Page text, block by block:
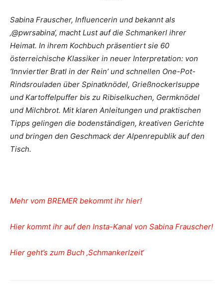
Sabina Frauscher, Influencerin und bekannt als
‚@pwrsabina‘, macht Lust auf die Schmankerl ihrer
Heimat. In ihrem Kochbuch präsentiert sie 60
österreichische Klassiker in neuer Interpretation: von
‘Innviertler Bratl in der Rein’ und schnellen One-Pot-
Rindsrouladen über Spinatknödel, Grießnockerlsuppe
und Kartoffelpuffer bis zu Ribiselkuchen, Germknödel
und Milchbrot. Mit klaren Anleitungen und praktischen
Tipps gelingen die bodenständigen, kreativen Gerichte
und bringen den Geschmack der Alpenrepublik auf den
Tisch.
Mehr vom BREMER bekommt ihr hier!
Hier kommt ihr auf den Insta-Kanal von Sabina Frauscher!
Hier geht’s zum Buch ‚Schmankerlzeit‘